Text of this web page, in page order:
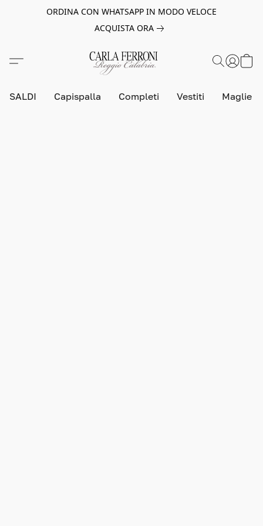
ORDINA CON WHATSAPP IN MODO VELOCE
ACQUISTA ORA
SALDI Capispalla Completi Vestiti Maglie e